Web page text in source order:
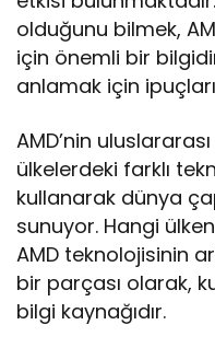
olduğunu bilmek,
için önemli bir
anlamak için
AMD’nin
ülkelerdeki farklı
kullanarak dünya
sunuyor. Hangi
AMD teknolojisinin
bir parçası olarak,
bilgi kaynağıdır.